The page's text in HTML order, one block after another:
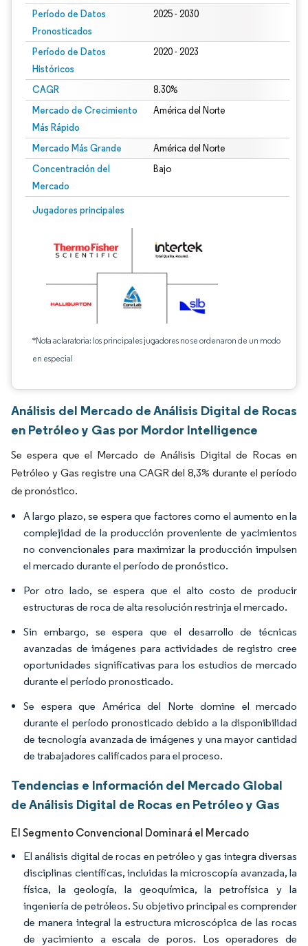
Período de Datos
Pronosticados
2025 - 2030
Período de Datos
Históricos
2020 - 2023
CAGR 8.30%
Mercado de Crecimiento
Más Rápido
América del Norte
Mercado Más Grande América del Norte
Concentración del
Mercado
Bajo
Jugadores principales
*Nota aclaratoria: los principales jugadores no se ordenaron de un modo
en especial
Análisis del Mercado de Análisis Digital de Rocas
en Petróleo y Gas por Mordor Intelligence
Se espera que el Mercado de Análisis Digital de Rocas en
Petróleo y Gas registre una CAGR del 8,3% durante el período
de pronóstico.
A largo plazo, se espera que factores como el aumento en la
complejidad de la producción proveniente de yacimientos
no convencionales para maximizar la producción impulsen
el mercado durante el período de pronóstico.
Por otro lado, se espera que el alto costo de producir
estructuras de roca de alta resolución restrinja el mercado.
Sin embargo, se espera que el desarrollo de técnicas
avanzadas de imágenes para actividades de registro cree
oportunidades significativas para los estudios de mercado
durante el período pronosticado.
Se espera que América del Norte domine el mercado
durante el período pronosticado debido a la disponibilidad
de tecnología avanzada de imágenes y una mayor cantidad
de trabajadores calificados para el proceso.
Tendencias e Información del Mercado Global
de Análisis Digital de Rocas en Petróleo y Gas
El Segmento Convencional Dominará el Mercado
El análisis digital de rocas en petróleo y gas integra diversas
disciplinas científicas, incluidas la microscopía avanzada, la
física, la geología, la geoquímica, la petrofísica y la
ingeniería de petróleos. Su objetivo principal es comprender
de manera integral la estructura microscópica de las rocas
de yacimiento a escala de poros. Los operadores de